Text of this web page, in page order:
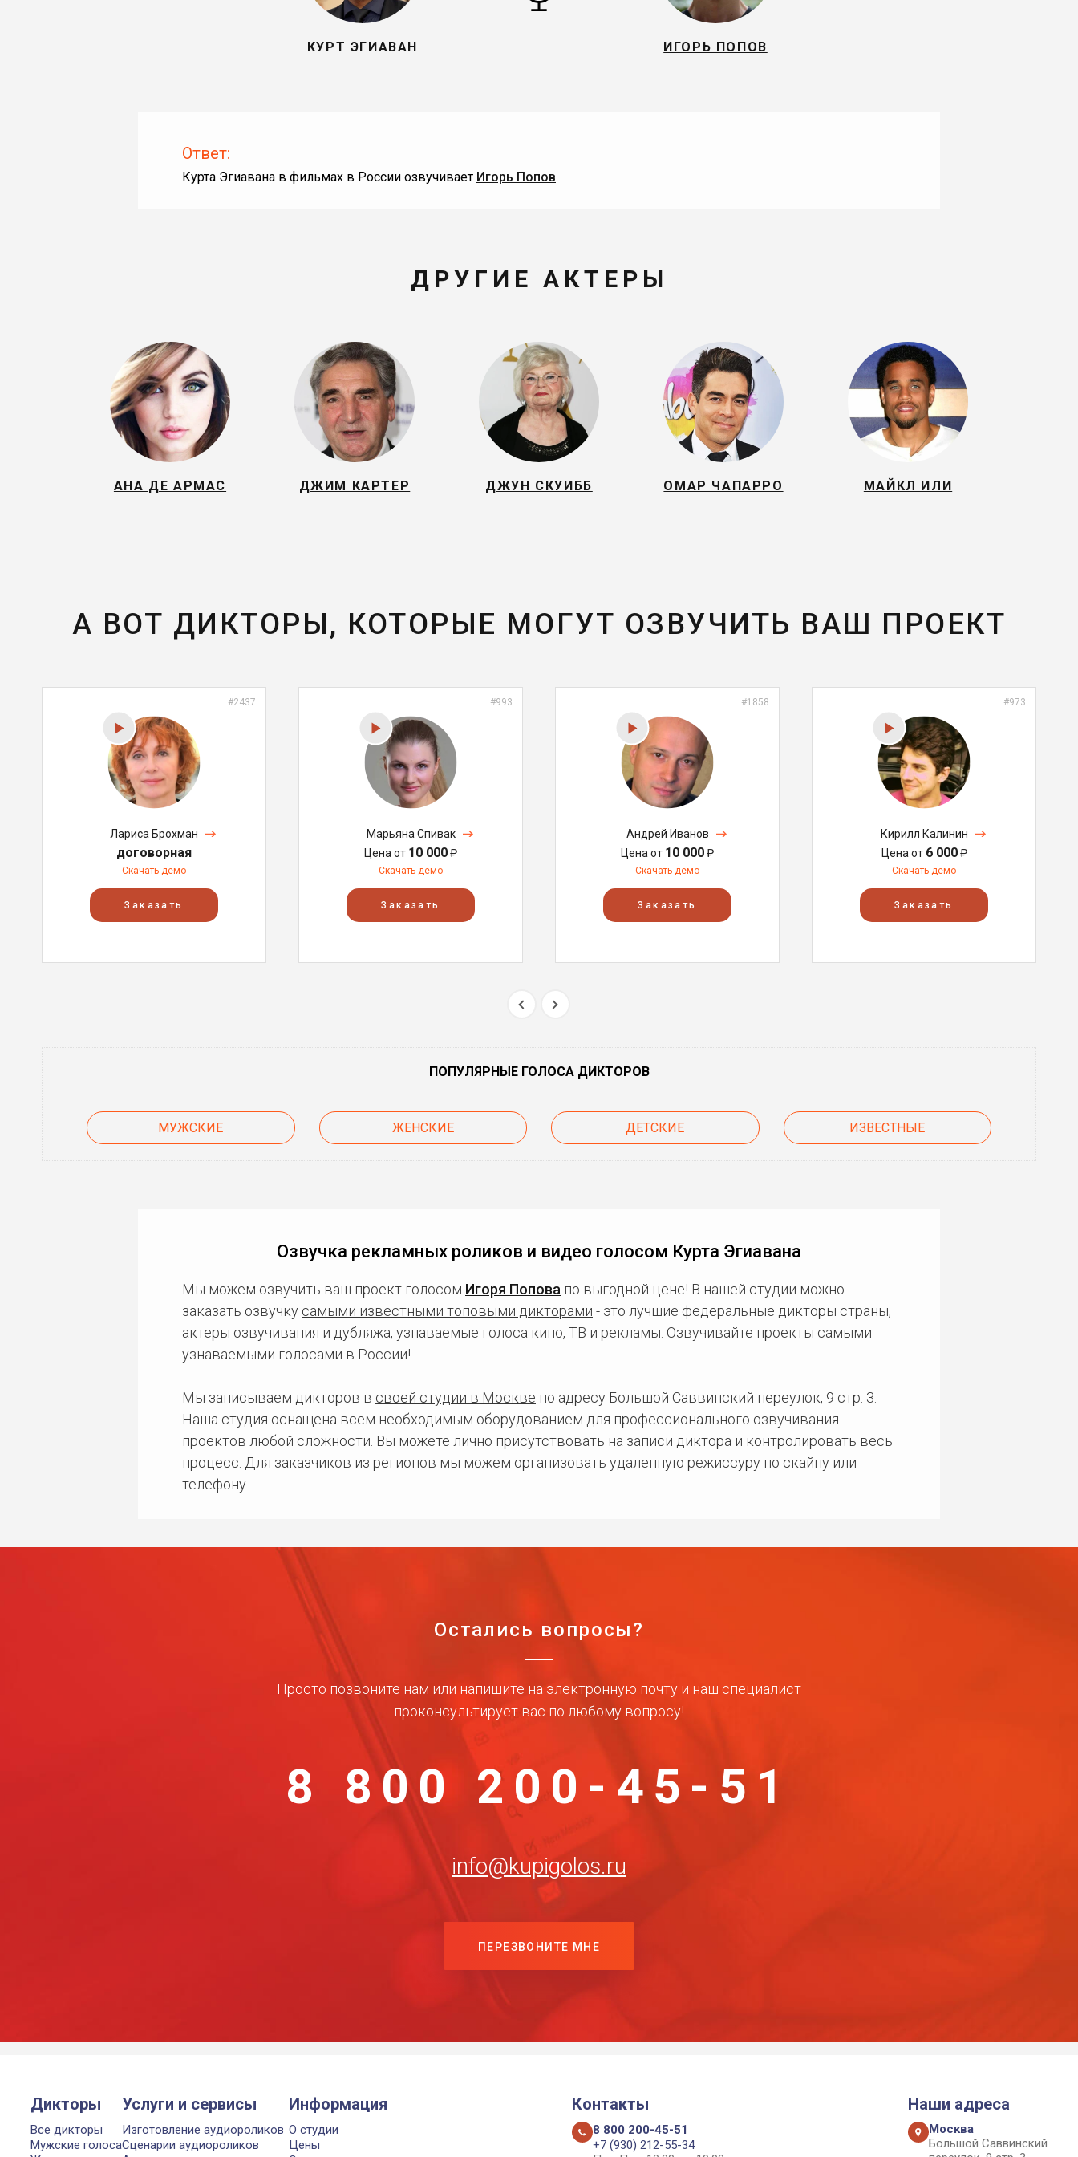
КУРТ ЭГИАВАН ИГОРЬ ПОПОВ
Ответ:
Курта Эгиавана в фильмах в России озвучивает Игорь Попов
ДРУГИЕ АКТЕРЫ
АНА ДЕ АРМАС ДЖИМ КАРТЕР ДЖУН СКУИББ ОМАР ЧАПАРРО МАЙКЛ ИЛИ
А ВОТ ДИКТОРЫ, КОТОРЫЕ МОГУТ ОЗВУЧИТЬ ВАШ ПРОЕКТ
#2437
Лариса Брохман
договорная
Скачать демо
Заказать
#993
Марьяна Спивак
Цена от 10 000₽
Скачать демо
Заказать
#1858
Андрей Иванов
Цена от 10 000₽
Скачать демо
Заказать
#973
Кирилл Калинин
Цена от 6 000₽
Скачать демо
Заказать
ПОПУЛЯРНЫЕ ГОЛОСА ДИКТОРОВ
МУЖСКИЕ ЖЕНСКИЕ ДЕТСКИЕ ИЗВЕСТНЫЕ
Озвучка рекламных роликов и видео голосом Курта Эгиавана
Мы можем озвучить ваш проект голосом Игоря Попова по выгодной цене! В нашей студии можно
заказать озвучку самыми известными топовыми дикторами - это лучшие федеральные дикторы страны,
актеры озвучивания и дубляжа, узнаваемые голоса кино, ТВ и рекламы. Озвучивайте проекты самыми
узнаваемыми голосами в России!
Мы записываем дикторов в своей студии в Москве по адресу Большой Саввинский переулок, 9 стр. 3.
Наша студия оснащена всем необходимым оборудованием для профессионального озвучивания
проектов любой сложности. Вы можете лично присутствовать на записи диктора и контролировать весь
процесс. Для заказчиков из регионов мы можем организовать удаленную режиссуру по скайпу или
телефону.
Остались вопросы?
Просто позвоните нам или напишите на электронную почту и наш специалист
проконсультирует вас по любому вопросу!
8 800 200-45-51
info@kupigolos.ru
ПЕРЕЗВОНИТЕ МНЕ
Дикторы
Все дикторы
Мужские голоса
Услуги и сервисы
Изготовление аудиороликов
Сценарии аудиороликов
Информация
О студии
Цены
Контакты
8 800 200-45-51
+7 (930) 212-55-34
Наши адреса
Москва
Большой Саввинский